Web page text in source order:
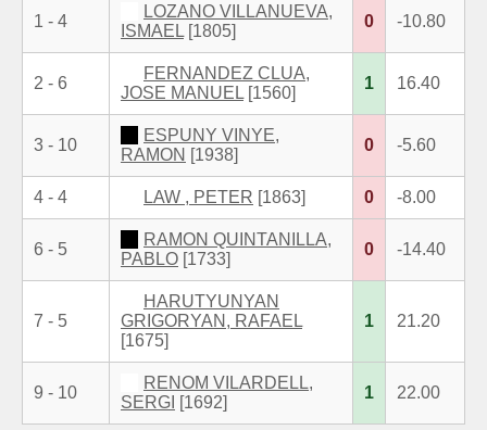
1 - 4
LOZANO VILLANUEVA,
ISMAEL [1805]
0 -10.80
2 - 6
FERNANDEZ CLUA,
JOSE MANUEL [1560]
1 16.40
3 - 10
ESPUNY VINYE,
RAMON [1938]
0 -5.60
4 - 4 LAW , PETER [1863] 0 -8.00
6 - 5
RAMON QUINTANILLA,
PABLO [1733]
0 -14.40
7 - 5
HARUTYUNYAN
GRIGORYAN, RAFAEL
[1675]
1 21.20
9 - 10
RENOM VILARDELL,
SERGI [1692]
1 22.00